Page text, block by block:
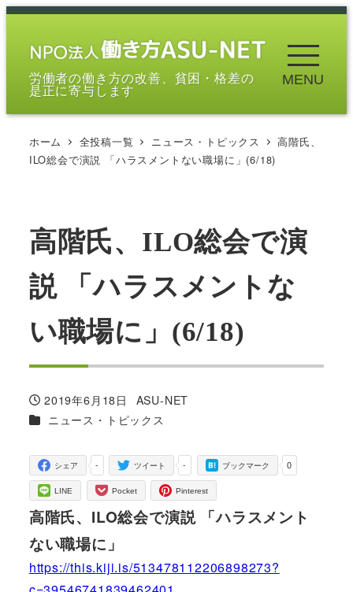
メ
労働者の働き方の改善、貧困・格差の
是正に寄与します
MENU
ホーム 全投稿一覧 ニュース・トピックス
高階氏、
ILO総会で演説 「ハラスメントない職場に」(6/18)
高階氏、ILO総会で演
説 「ハラスメントな
い職場に」(6/18)
投稿日
2019年6月18日
著
者
ASU-NET
カテゴリー
ニュース・トピックス
-
シェア -
ツイート 0
ブックマーク
LINE Pocket Pinterest
高階氏、ILO総会で演説 「ハラスメント
ない職場に」
https://this.kiji.is/513478112206898273?